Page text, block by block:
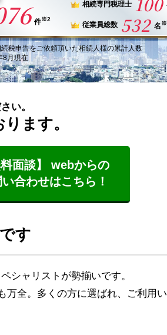
件※2
相続専門税理士
従業員総数 532 名
続税申告をご依頼頂いた相続人様の累計人数
月現在
い。
ます。
料面談】 webからの
合わせはこちら！
す
シャリストが勢揃いです。
全。多くの方に選ばれ、ご利用